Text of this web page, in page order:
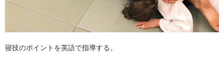
寝技のポイントを英語で指導する。